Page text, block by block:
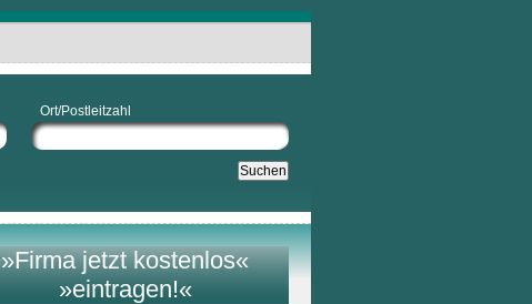
Ort/Postleitzahl
»Firma jetzt kostenlos«
»eintragen!«